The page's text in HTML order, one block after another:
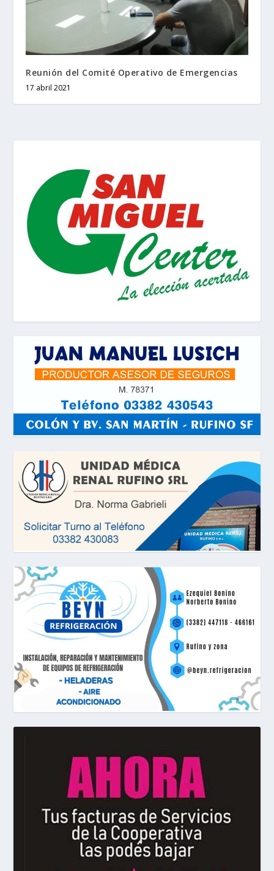
Reunión del Comité Operativo de Emergencias
17 abril 2021